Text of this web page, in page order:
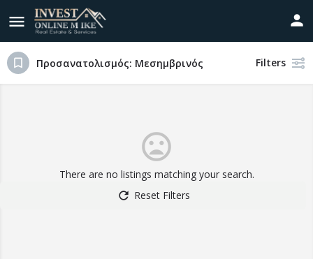
Προσανατολισμός: Μεσημβρινός Filters
There are no listings matching your search.
Reset Filters